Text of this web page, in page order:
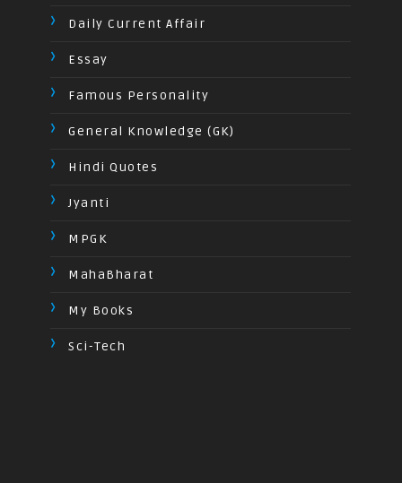
Daily Current Affair
Essay
Famous Personality
General Knowledge (GK)
Hindi Quotes
Jyanti
MPGK
MahaBharat
My Books
Sci-Tech